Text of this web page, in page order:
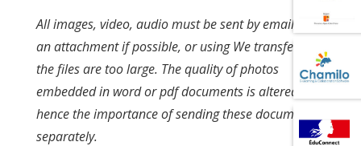
All images, video, audio must be sent by email, as
an attachment if possible, or using We transfer if
the files are too large. The quality of photos
embedded in word or pdf documents is altered,
hence the importance of sending these documents
separately.